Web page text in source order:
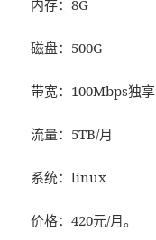
内存：8G
磁盘：500G
带宽：100Mbps独享
流量：5TB/月
系统：linux
价格：420元/月。